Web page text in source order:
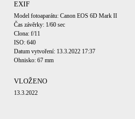
EXIF
Model fotoaparátu: Canon EOS 6D Mark II
Čas závěrky: 1/60 sec
Clona: f/11
ISO: 640
Datum vytvoření: 13.3.2022 17:37
Ohnisko: 67 mm
VLOŽENO
13.3.2022